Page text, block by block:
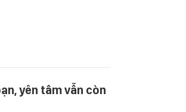
yên tâm vẫn còn